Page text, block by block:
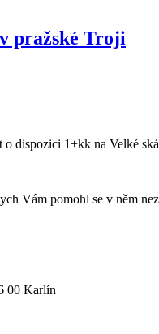
pražské Troji
dispozici 1+kk na Velké
Vám pomohl se v něm
00 Karlín